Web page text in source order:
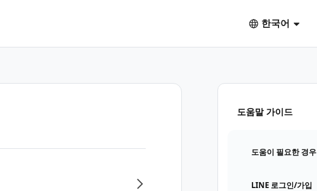
한국어
도움말 가이드
도움이 필요한 경우
LINE 로그인/가입